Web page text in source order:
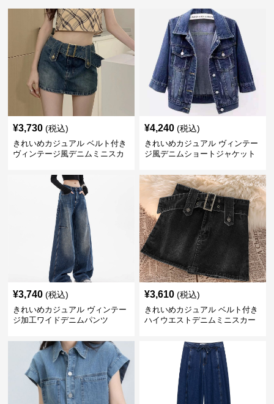
¥3,730 (税込)
きれいめカジュアル ベルト付き
ヴィンテージ風デニムミニスカ
¥4,240 (税込)
きれいめカジュアル ヴィンテー
ジ風デニムショートジャケット
¥3,740 (税込)
きれいめカジュアル ヴィンテー
ジ加工ワイドデニムパンツ
¥3,610 (税込)
きれいめカジュアル ベルト付き
ハイウエストデニムミニスカー